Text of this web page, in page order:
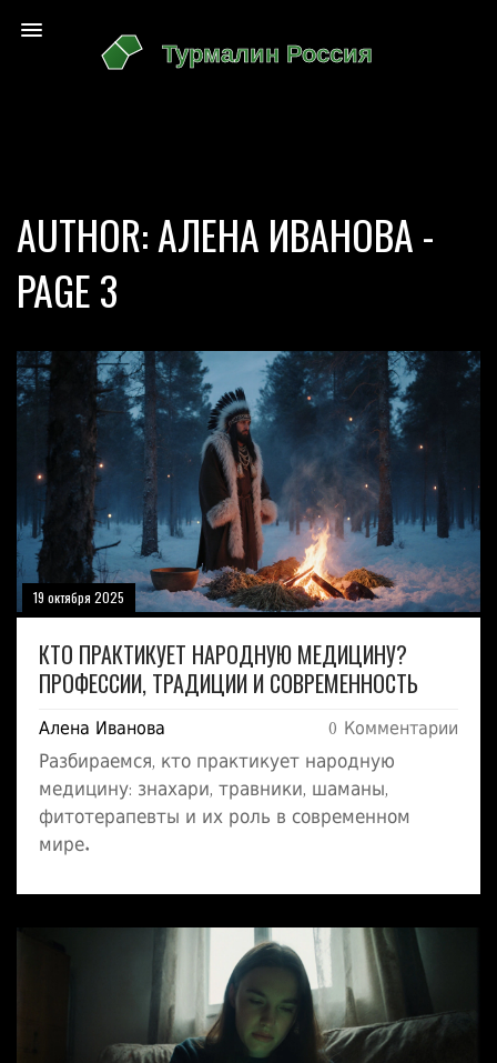
AUTHOR: АЛЕНА ИВАНОВА -
PAGE 3
19 октября 2025
КТО ПРАКТИКУЕТ НАРОДНУЮ МЕДИЦИНУ?
ПРОФЕССИИ, ТРАДИЦИИ И СОВРЕМЕННОСТЬ
Алена Иванова 0 Комментарии
Разбираемся, кто практикует народную
медицину: знахари, травники, шаманы,
фитотерапевты и их роль в современном
мире.